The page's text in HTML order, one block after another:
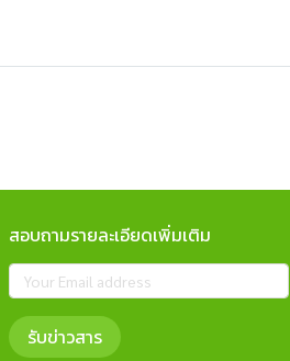
สอบถามรายละเอียดเพิ่มเติม
รับข่าวสาร